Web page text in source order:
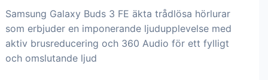
Samsung Galaxy Buds 3 FE äkta trådlösa hörlurar
som erbjuder en imponerande ljudupplevelse med
aktiv brusreducering och 360 Audio för ett fylligt
och omslutande ljud